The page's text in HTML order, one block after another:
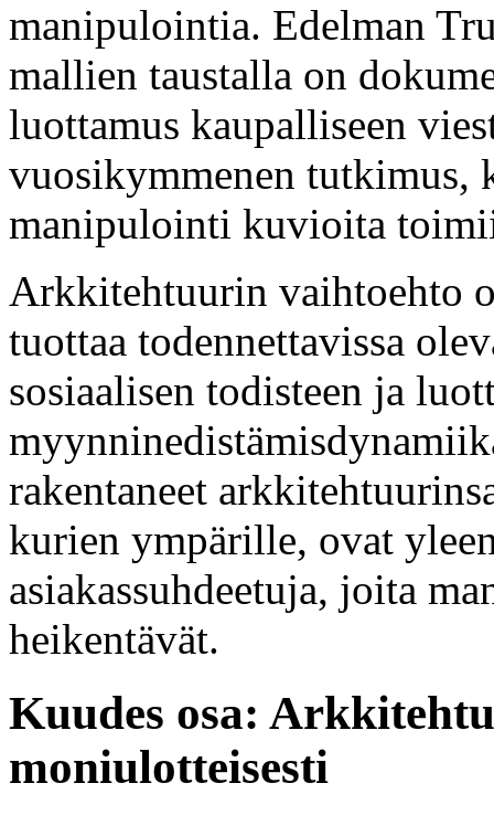
manipulointia. Edelman
mallien taustalla on
luottamus kaupalliseen
vuosikymmenen tutkimus,
manipulointi kuvioita
Arkkitehtuurin vaihtoehto
tuottaa todennettavissa
sosiaalisen todisteen ja
rakentaneet
kurien ympärille, ovat
asiakassuhdeetuja, joita
heikentävät.
Kuudes osa:
moniulotteisesti